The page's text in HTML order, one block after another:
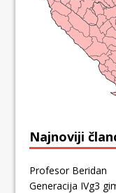
Najnoviji
Profesor Beridan
Generacija IVg3